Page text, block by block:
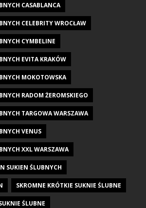
CASABLANCA
CELEBRITY WROCŁAW
CYMBELINE
EVITA KRAKÓW
MOKOTOWSKA
RADOM ŻEROMSKIEGO
TARGOWA WARSZAWA
VENUS
XXL WARSZAWA
SUKIEN ŚLUBNYCH
SKROMNE KRÓTKIE SUKNIE ŚLUBNE
ŚLUBNE